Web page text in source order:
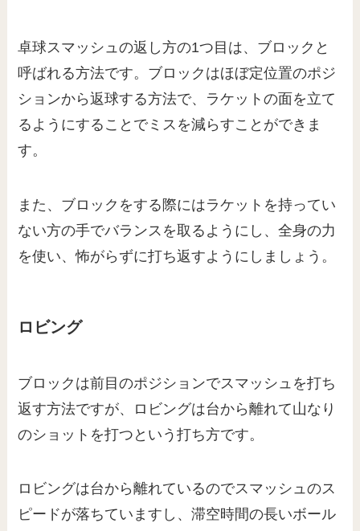
卓球スマッシュの返し方の1つ目は、ブロックと
呼ばれる方法です。ブロックはほぼ定位置のポジ
ションから返球する方法で、ラケットの面を立て
るようにすることでミスを減らすことができま
す。
また、ブロックをする際にはラケットを持ってい
ない方の手でバランスを取るようにし、全身の力
を使い、怖がらずに打ち返すようにしましょう。
ロビング
ブロックは前目のポジションでスマッシュを打ち
返す方法ですが、ロビングは台から離れて山なり
のショットを打つという打ち方です。
ロビングは台から離れているのでスマッシュのス
ピードが落ちていますし、滞空時間の長いボール